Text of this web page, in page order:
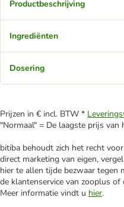
Productbeschrijving
Ingrediënten
Dosering
Prijzen in € incl. BTW *
"Normaal" = De laagste prijs
bitiba behoudt zich het recht
direct marketing van eigen,
hier te allen tijde bezwaar tegen
de klantenservice van zooplus
Meer informatie vindt u hier.